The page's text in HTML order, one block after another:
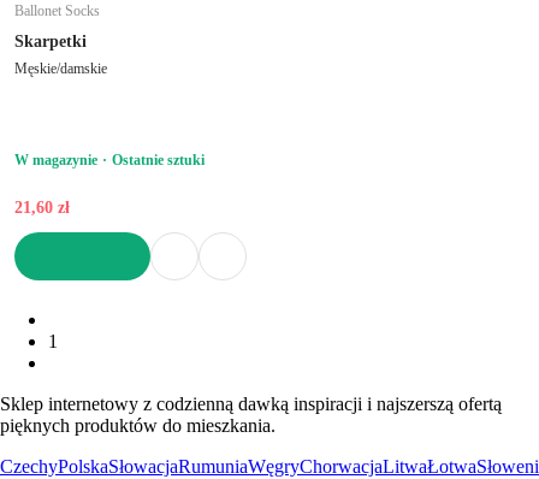
Ballonet Socks
Skarpetki
Męskie/damskie
W magazynie Ostatnie sztuki
21,60 zł
1
Sklep internetowy z codzienną dawką inspiracji i najszerszą ofertą
pięknych produktów do mieszkania.
CzechyPolskaSłowacjaRumuniaWęgryChorwacjaLitwaŁotwa